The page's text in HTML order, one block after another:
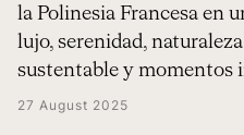
la Polinesia Francesa en
lujo, serenidad,
sustentable y momentos
27 August 2025